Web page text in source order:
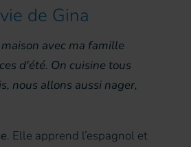
de Gina
avec ma famille
d'été. On cuisine tous
nous allons aussi nager,
. Elle apprend l’espagnol et